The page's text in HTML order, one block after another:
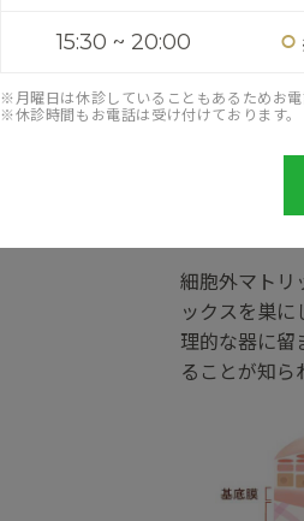
細胞外マト
6種のアミノ
細胞
細胞外マトリ
ックスを巣
理的な器に留
ることが知ら
15:30 ~ 20:00 ⚪︎
※月曜日は休診していることもあるためお電
※休診時間もお電話は受け付けております。